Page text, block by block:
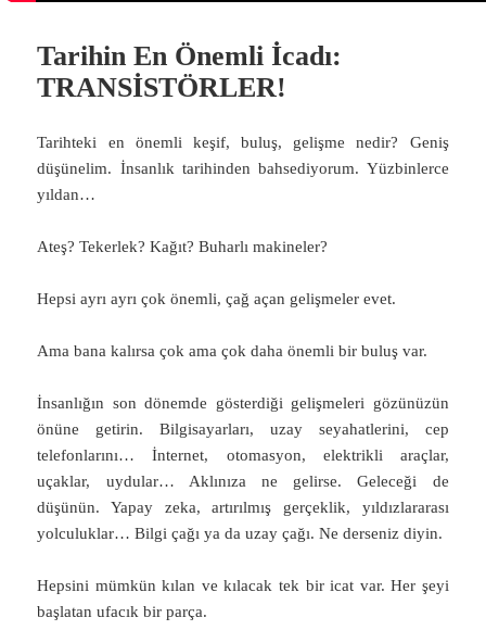
Tarihin En Önemli İcadı:
TRANSİSTÖRLER!
Tarihteki en önemli keşif, buluş, gelişme nedir? Geniş
düşünelim. İnsanlık tarihinden bahsediyorum. Yüzbinlerce
yıldan…
Ateş? Tekerlek? Kağıt? Buharlı makineler?
Hepsi ayrı ayrı çok önemli, çağ açan gelişmeler evet.
Ama bana kalırsa çok ama çok daha önemli bir buluş var.
İnsanlığın son dönemde gösterdiği gelişmeleri gözünüzün
önüne getirin. Bilgisayarları, uzay seyahatlerini, cep
telefonlarını… İnternet, otomasyon, elektrikli araçlar,
uçaklar, uydular… Aklınıza ne gelirse. Geleceği de
düşünün. Yapay zeka, artırılmış gerçeklik, yıldızlararası
yolculuklar… Bilgi çağı ya da uzay çağı. Ne derseniz diyin.
Hepsini mümkün kılan ve kılacak tek bir icat var. Her şeyi
başlatan ufacık bir parça.